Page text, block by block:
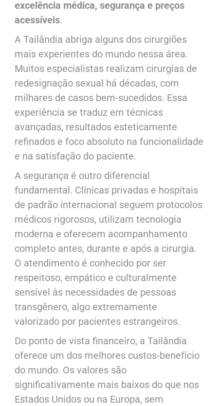
excelência médica, segurança e preços
acessíveis.
A Tailândia abriga alguns dos cirurgiões
mais experientes do mundo nessa área.
Muitos especialistas realizam cirurgias de
redesignação sexual há décadas, com
milhares de casos bem-sucedidos. Essa
experiência se traduz em técnicas
avançadas, resultados esteticamente
refinados e foco absoluto na funcionalidade
e na satisfação do paciente.
A segurança é outro diferencial
fundamental. Clínicas privadas e hospitais
de padrão internacional seguem protocolos
médicos rigorosos, utilizam tecnologia
moderna e oferecem acompanhamento
completo antes, durante e após a cirurgia.
O atendimento é conhecido por ser
respeitoso, empático e culturalmente
sensível às necessidades de pessoas
transgênero, algo extremamente
valorizado por pacientes estrangeiros.
Do ponto de vista financeiro, a Tailândia
oferece um dos melhores custos-benefício
do mundo. Os valores são
significativamente mais baixos do que nos
Estados Unidos ou na Europa, sem